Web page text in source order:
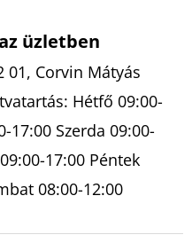
üzletben
01, Corvin Mátyás
Hétfő 09:00-
17:00 Szerda 09:00-
17:00 Péntek
08:00-12:00